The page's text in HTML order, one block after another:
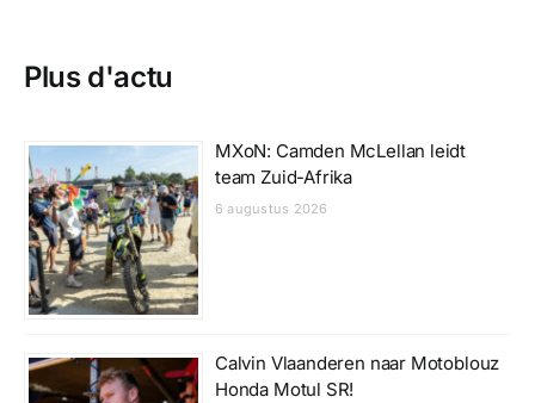
Plus d'actu
MXoN: Camden McLellan leidt
team Zuid-Afrika
6 augustus 2026
Calvin Vlaanderen naar Motoblouz
Honda Motul SR!